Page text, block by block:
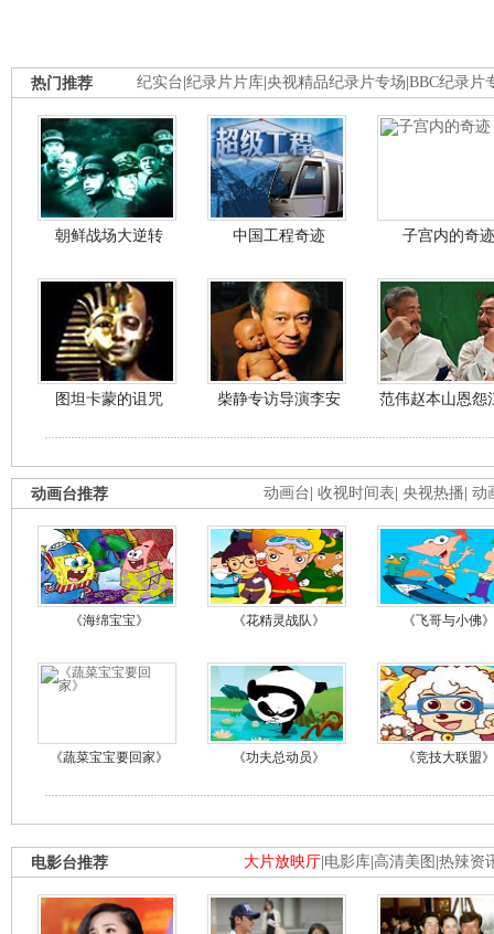
纪实台 纪录片片库 央视精品纪录片专场 BBC纪录片
热门推荐
朝鲜战场大逆转 中国工程奇迹 子宫内的奇迹
图坦卡蒙的诅咒 柴静专访导演李安 范伟赵本山恩怨
动画台 收视时间表 央视热播 动
动画台推荐
《海绵宝宝》 《花精灵战队》 《飞哥与小佛》
《蔬菜宝宝要回家》 《功夫总动员》 《竞技大联盟》
大片放映厅 电影库 高清美图 热辣资
电影台推荐